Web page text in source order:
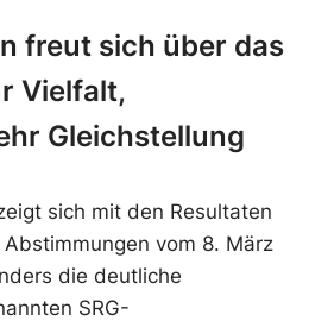
freut sich über das
Vielfalt,
Gleichstellung
sich mit den Resultaten
vom 8. März
die deutliche
SRG-